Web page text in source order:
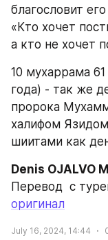
благословит
«Кто хочет
а кто не хочет
10 мухаррама
года) - так же
пророка
халифом
шиитами как
Denis OJALVO
Перевод  с
оригинал
July 16, 2024, 14:44